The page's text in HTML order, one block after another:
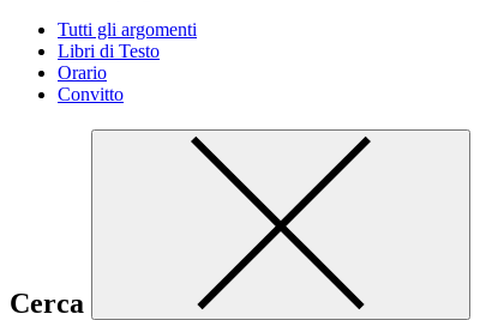
Tutti gli argomenti
Libri di Testo
Orario
Convitto
Cerca